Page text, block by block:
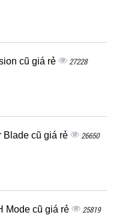
cũ giá rẻ 27228
Blade cũ giá rẻ 26650
Mode cũ giá rẻ 25819